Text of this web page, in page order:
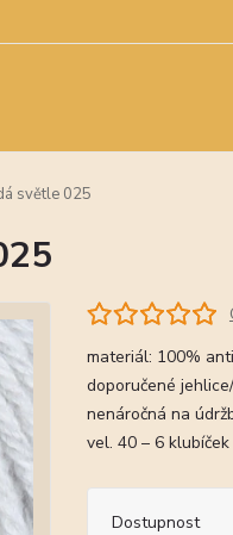
světle 025
materiál: 100%
doporučené
nenáročná na
vel. 40 – 6 klubíček
Dostupnost